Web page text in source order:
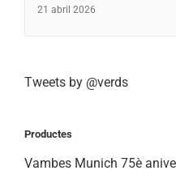
21 abril 2026
Tweets by @verds
Productes
Vambes Munich 75è